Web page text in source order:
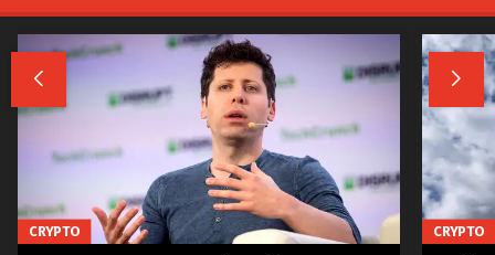
 
CRYPTO CRYPTO